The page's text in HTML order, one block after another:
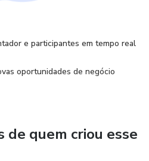
e participantes em tempo real
oportunidades de negócio
quem criou esse